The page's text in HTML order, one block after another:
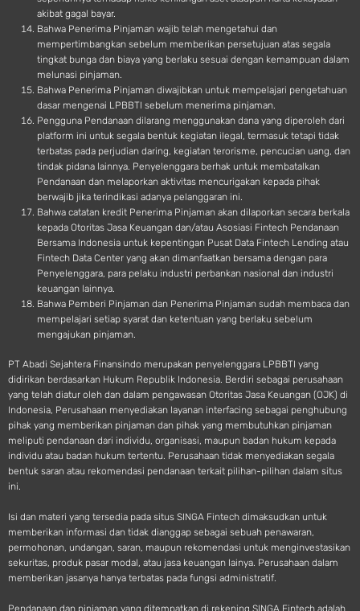
akibat gagal bayar.
Bahwa Penerima Pinjaman wajib telah mengetahui dan
mempertimbangkan sebelum memberikan persetujuan atas segala
tingkat bunga dan biaya yang berlaku sesuai dengan kemampuan dalam
melunasi pinjaman.
Bahwa Penerima Pinjaman diwajibkan untuk mempelajari pengetahuan
dasar mengenai LPBBTI sebelum menerima pinjaman.
Pengguna Pendanaan dilarang menggunakan dana yang diperoleh dari
platform ini untuk segala bentuk kegiatan ilegal, termasuk tetapi tidak
terbatas pada perjudian daring, kegiatan terorisme, pencucian uang, dan
tindak pidana lainnya. Penyelenggara berhak untuk membatalkan
Pendanaan dan melaporkan aktivitas mencurigakan kepada pihak
berwajib jika terindikasi adanya pelanggaran ini.
Bahwa catatan kredit Penerima Pinjaman akan dilaporkan secara berkala
kepada Otoritas Jasa Keuangan dan/atau Asosiasi Fintech Pendanaan
Bersama Indonesia untuk kepentingan Pusat Data Fintech Lending atau
Fintech Data Center yang akan dimanfaatkan bersama dengan para
Penyelenggara, para pelaku industri perbankan nasional dan industri
keuangan lainnya.
Bahwa Pemberi Pinjaman dan Penerima Pinjaman sudah membaca dan
mempelajari setiap syarat dan ketentuan yang berlaku sebelum
mengajukan pinjaman.
PT Abadi Sejahtera Finansindo merupakan penyelenggara LPBBTI yang
didirikan berdasarkan Hukum Republik Indonesia. Berdiri sebagai perusahaan
yang telah diatur oleh dan dalam pengawasan Otoritas Jasa Keuangan (OJK) di
Indonesia, Perusahaan menyediakan layanan interfacing sebagai penghubung
pihak yang memberikan pinjaman dan pihak yang membutuhkan pinjaman
meliputi pendanaan dari individu, organisasi, maupun badan hukum kepada
individu atau badan hukum tertentu. Perusahaan tidak menyediakan segala
bentuk saran atau rekomendasi pendanaan terkait pilihan-pilihan dalam situs
ini.
Isi dan materi yang tersedia pada situs SINGA Fintech dimaksudkan untuk
memberikan informasi dan tidak dianggap sebagai sebuah penawaran,
permohonan, undangan, saran, maupun rekomendasi untuk menginvestasikan
sekuritas, produk pasar modal, atau jasa keuangan lainya. Perusahaan dalam
memberikan jasanya hanya terbatas pada fungsi administratif.
Pendanaan dan pinjaman yang ditempatkan di rekening SINGA Fintech adalah